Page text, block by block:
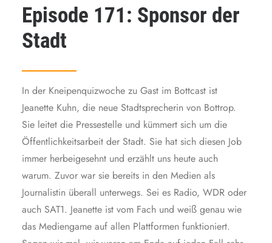
Episode 171: Sponsor der
Stadt
In der Kneipenquizwoche zu Gast im Bottcast ist
Jeanette Kuhn, die neue Stadtsprecherin von Bottrop.
Sie leitet die Pressestelle und kümmert sich um die
Öffentlichkeitsarbeit der Stadt. Sie hat sich diesen Job
immer herbeigesehnt und erzählt uns heute auch
warum. Zuvor war sie bereits in den Medien als
Journalistin überall unterwegs. Sei es Radio, WDR oder
auch SAT1. Jeanette ist vom Fach und weiß genau wie
das Mediengame auf allen Plattformen funktioniert.